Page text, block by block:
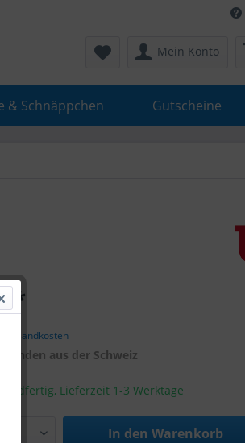
Mein Konto
& Schnäppchen Gutscheine
*
Kunden aus der Schweiz
Lieferzeit 1-3 Werktage
In den Warenkorb